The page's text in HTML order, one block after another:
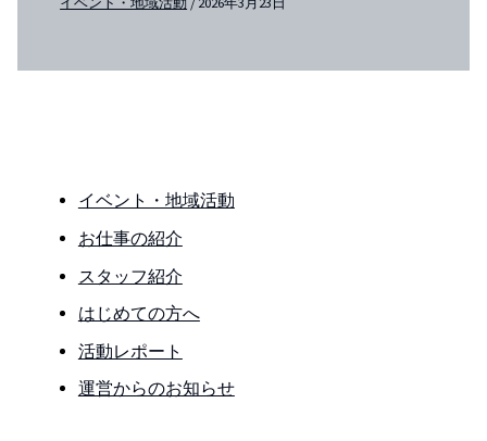
イベント・地域活動
お仕事の紹介
スタッフ紹介
はじめての方へ
活動レポート
運営からのお知らせ